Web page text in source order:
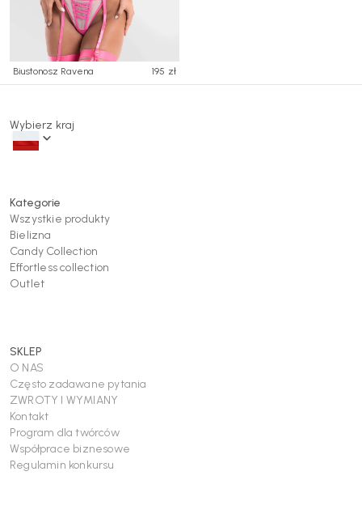
Biustonosz Ravena 195 zł
Wybierz kraj
Kategorie
Wszystkie produkty
Bielizna
Candy Collection
Effortless collection
Outlet
SKLEP
O NAS
Często zadawane pytania
ZWROTY I WYMIANY
Kontakt
Program dla twórców
Współprace biznesowe
Regulamin konkursu